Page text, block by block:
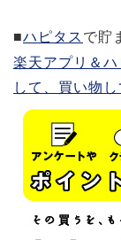
■ハピタス で貯
楽天アプリ＆
して、買い物し